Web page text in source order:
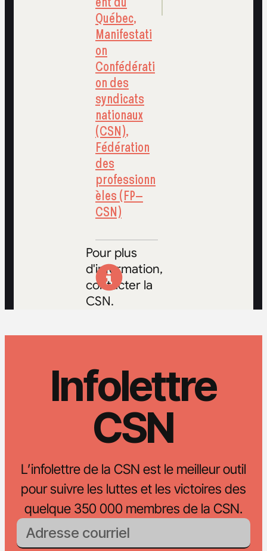
Québec,
Manifestati
on
Confédérati
on des
syndicats
nationaux
(CSN),
Fédération
des
professionn
èles (FP–
CSN)
Pour plus
d'information,
contacter la
CSN.
Infolettre
CSN
L’infolettre de la CSN est le meilleur outil
pour suivre les luttes et les victoires des
quelque 350 000 membres de la CSN.